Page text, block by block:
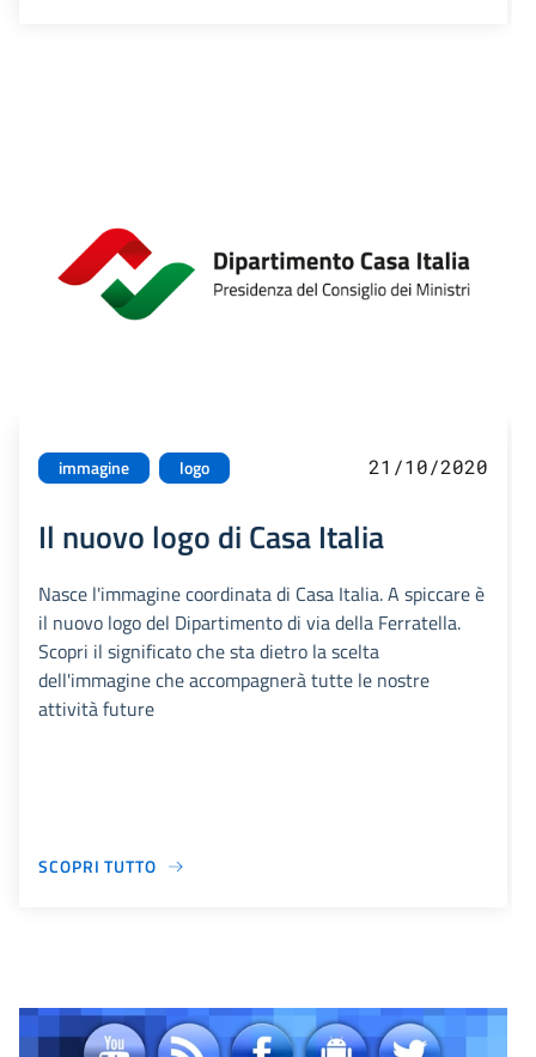
immagine logo 21/10/2020
Il nuovo logo di Casa Italia
Nasce l'immagine coordinata di Casa Italia. A spiccare è
il nuovo logo del Dipartimento di via della Ferratella.
Scopri il significato che sta dietro la scelta
dell'immagine che accompagnerà tutte le nostre
attività future
SCOPRI TUTTO